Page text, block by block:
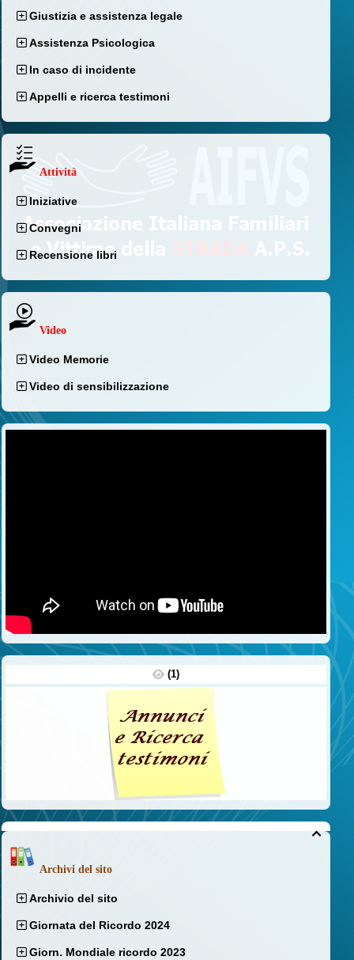
Giustizia e assistenza legale
Assistenza Psicologica
In caso di incidente
Appelli e ricerca testimoni
Attività
Iniziative
Convegni
Recensione libri
Video
Video Memorie
Video di sensibilizzazione
(1)

Archivi del sito
Archivio del sito
Giornata del Ricordo 2024
Giorn. Mondiale ricordo 2023